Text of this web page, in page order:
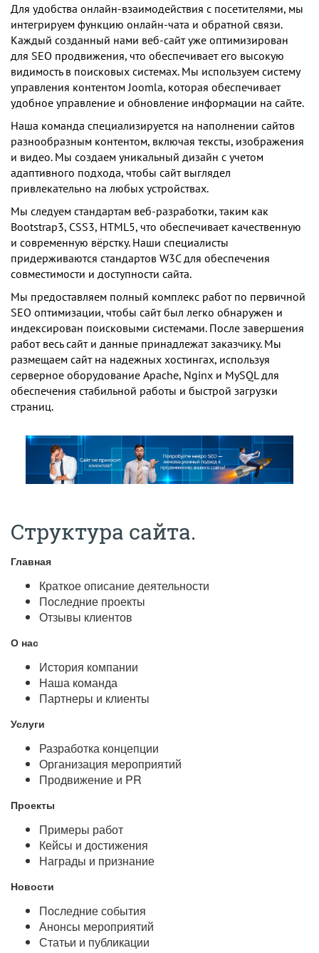
Для удобства онлайн-взаимодействия с посетителями, мы
интегрируем функцию онлайн-чата и обратной связи.
Каждый созданный нами веб-сайт уже оптимизирован
для SEO продвижения, что обеспечивает его высокую
видимость в поисковых системах. Мы используем систему
управления контентом Joomla, которая обеспечивает
удобное управление и обновление информации на сайте.
Наша команда специализируется на наполнении сайтов
разнообразным контентом, включая тексты, изображения
и видео. Мы создаем уникальный дизайн с учетом
адаптивного подхода, чтобы сайт выглядел
привлекательно на любых устройствах.
Мы следуем стандартам веб-разработки, таким как
Bootstrap3, CSS3, HTML5, что обеспечивает качественную
и современную вёрстку. Наши специалисты
придерживаются стандартов W3C для обеспечения
совместимости и доступности сайта.
Мы предоставляем полный комплекс работ по первичной
SEO оптимизации, чтобы сайт был легко обнаружен и
индексирован поисковыми системами. После завершения
работ весь сайт и данные принадлежат заказчику. Мы
размещаем сайт на надежных хостингах, используя
серверное оборудование Apache, Nginx и MySQL для
обеспечения стабильной работы и быстрой загрузки
страниц.
Структура сайта.
Главная
Краткое описание деятельности
Последние проекты
Отзывы клиентов
О нас
История компании
Наша команда
Партнеры и клиенты
Услуги
Разработка концепции
Организация мероприятий
Продвижение и PR
Проекты
Примеры работ
Кейсы и достижения
Награды и признание
Новости
Последние события
Анонсы мероприятий
Статьи и публикации